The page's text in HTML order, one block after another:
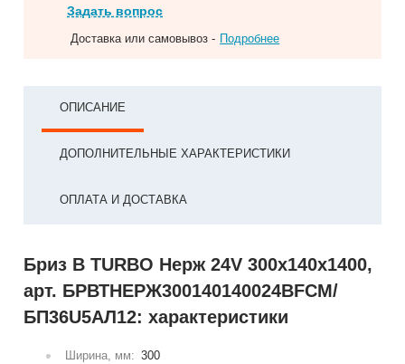
Задать вопрос
Доставка или самовывоз - Подробнее
ОПИСАНИЕ
ДОПОЛНИТЕЛЬНЫЕ ХАРАКТЕРИСТИКИ
ОПЛАТА И ДОСТАВКА
Бриз В TURBO Нерж 24V 300х140х1400,
арт. БРВТНЕРЖ300140140024ВFCM/
БП36U5АЛ12: характеристики
Ширина, мм: 300